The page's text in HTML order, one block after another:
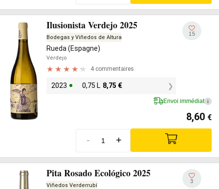
Ilusionista Verdejo 2025
Bodegas y Viñedos de Altura
Rueda (Espagne)
Verdejo
4 commentaires
2023 0,75 L 8,75 €
15
Envoi immédiat i
8,60 €
- +
Pita Rosado Ecológico 2025
Viñedos Verderrubí
3